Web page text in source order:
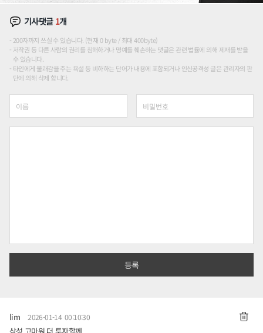
기사댓글 1개
200자까지 쓰실 수 있습니다. (현재 0 byte / 최대 400byte)
저작권 등 다른 사람의 권리를 침해하거나 명예를 훼손하는 댓글은 관련 법률에 의해 제재를 받을
수 있습니다.
타인에게 불쾌감을 주는 욕설 등 비하하는 단어가 내용에 포함되거나 인신공격성 글은 관리자의 판
단에 의해 삭제 합니다.
lim 2026-01-14 00:10:30